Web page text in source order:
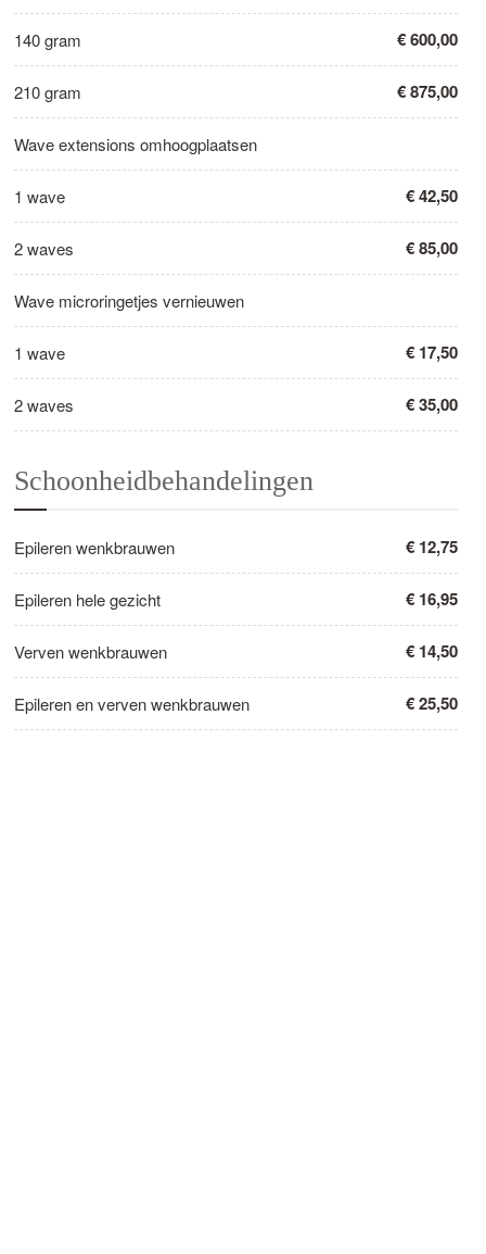
140 gram € 600,00
210 gram € 875,00
Wave extensions omhoogplaatsen
1 wave € 42,50
2 waves € 85,00
Wave microringetjes vernieuwen
1 wave € 17,50
2 waves € 35,00
Schoonheidbehandelingen
Epileren wenkbrauwen € 12,75
Epileren hele gezicht € 16,95
Verven wenkbrauwen € 14,50
Epileren en verven wenkbrauwen € 25,50